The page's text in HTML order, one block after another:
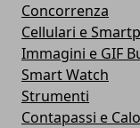
Concorrenza
Cellulari e
Immagini e GIF
Smart Watch
Strumenti
Contapassi e